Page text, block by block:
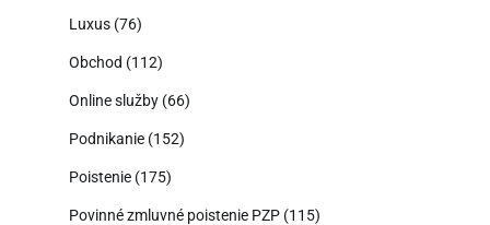
Luxus (76)
Obchod (112)
Online služby (66)
Podnikanie (152)
Poistenie (175)
Povinné zmluvné poistenie PZP (115)